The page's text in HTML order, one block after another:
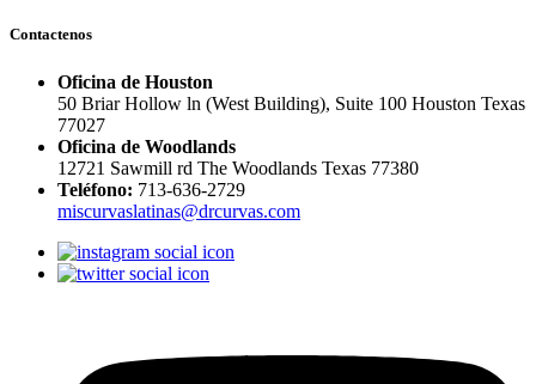
Contactenos
Oficina de Houston
50 Briar Hollow ln (West Building), Suite 100 Houston Texas
77027
Oficina de Woodlands
12721 Sawmill rd The Woodlands Texas 77380
Teléfono: 713-636-2729
miscurvaslatinas@drcurvas.com